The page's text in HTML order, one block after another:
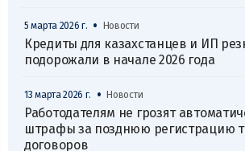
5 марта 2026 г. • Новости
Кредиты для казахстанцев и ИП
подорожали в начале 2026 года
13 марта 2026 г. • Новости
Работодателям не грозят
штрафы за позднюю регистрацию
договоров